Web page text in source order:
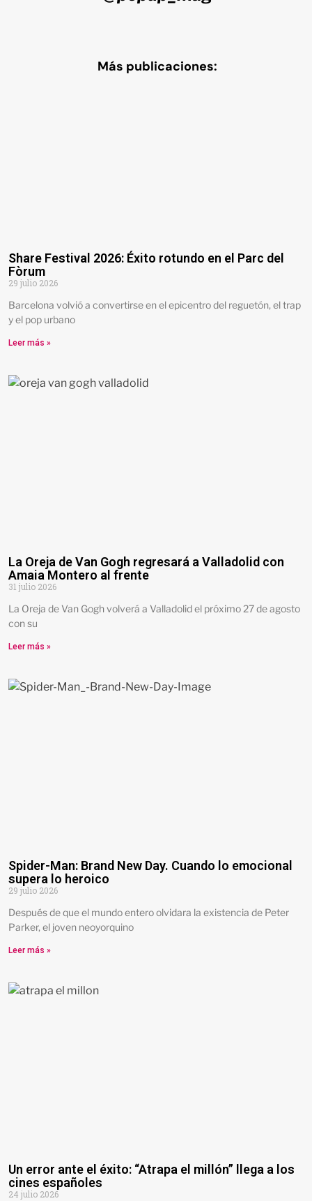
Más publicaciones:
Share Festival 2026: Éxito rotundo en el Parc del
Fòrum
29 julio 2026
Barcelona volvió a convertirse en el epicentro del reguetón, el trap
y el pop urbano
Leer más »
La Oreja de Van Gogh regresará a Valladolid con
Amaia Montero al frente
31 julio 2026
La Oreja de Van Gogh volverá a Valladolid el próximo 27 de agosto
con su
Leer más »
Spider-Man: Brand New Day. Cuando lo emocional
supera lo heroico
29 julio 2026
Después de que el mundo entero olvidara la existencia de Peter
Parker, el joven neoyorquino
Leer más »
Un error ante el éxito: “Atrapa el millón” llega a los
cines españoles
24 julio 2026